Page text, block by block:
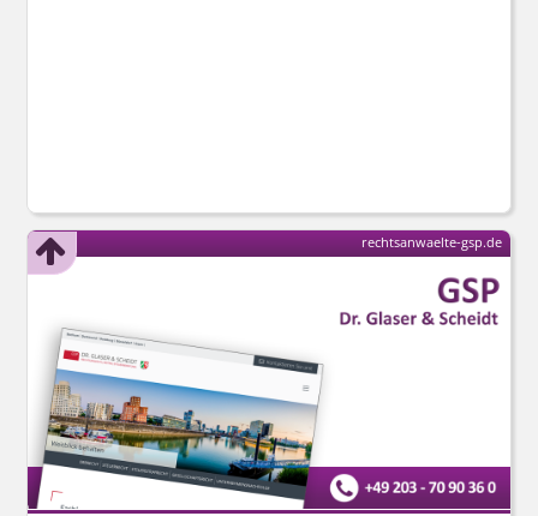
rechtsanwaelte-gsp.de